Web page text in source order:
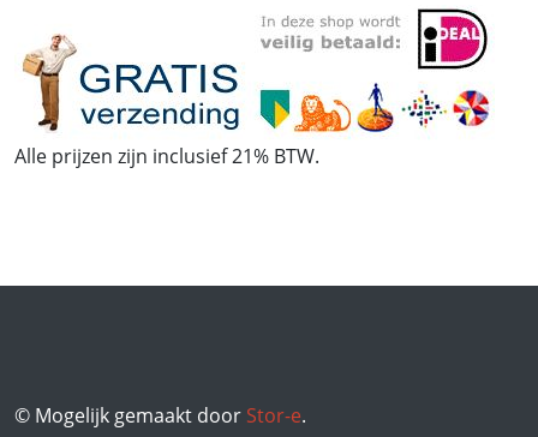
Alle prijzen zijn inclusief 21% BTW.
© Mogelijk gemaakt door Stor-e.